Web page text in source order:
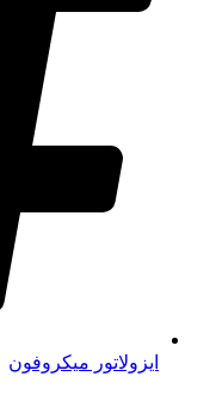
ایزولاتور میکروفون